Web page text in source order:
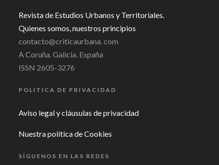
Revista de Estudios Urbanos y Territoriales.
Quienes somos, nuestros principios
contacto@criticaurbana. com
A Coruña. Galicia. España
ISSN 2605-3276
POLITICA DE PRIVACIDAD
Aviso legal y cláusulas de privacidad
Nuestra política de Cookies
SÍGUENOS EN LAS REDES